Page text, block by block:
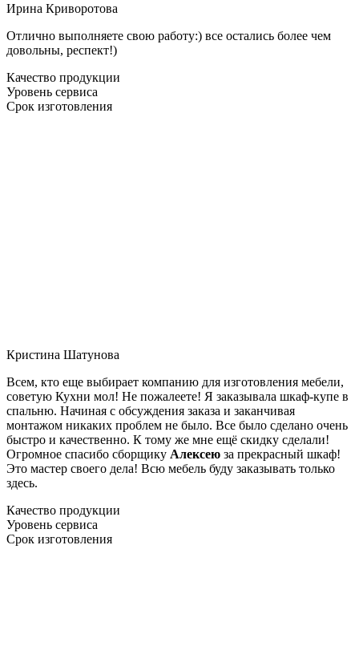
Ирина Криворотова
Отлично выполняете свою работу:) все остались более чем
довольны, респект!)
Качество продукции
Уровень сервиса
Срок изготовления
Кристина Шатунова
Всем, кто еще выбирает компанию для изготовления мебели,
советую Кухни мол! Не пожалеете! Я заказывала шкаф-купе в
спальню. Начиная с обсуждения заказа и заканчивая
монтажом никаких проблем не было. Все было сделано очень
быстро и качественно. К тому же мне ещё скидку сделали!
Огромное спасибо сборщику Алексею за прекрасный шкаф!
Это мастер своего дела! Всю мебель буду заказывать только
здесь.
Качество продукции
Уровень сервиса
Срок изготовления